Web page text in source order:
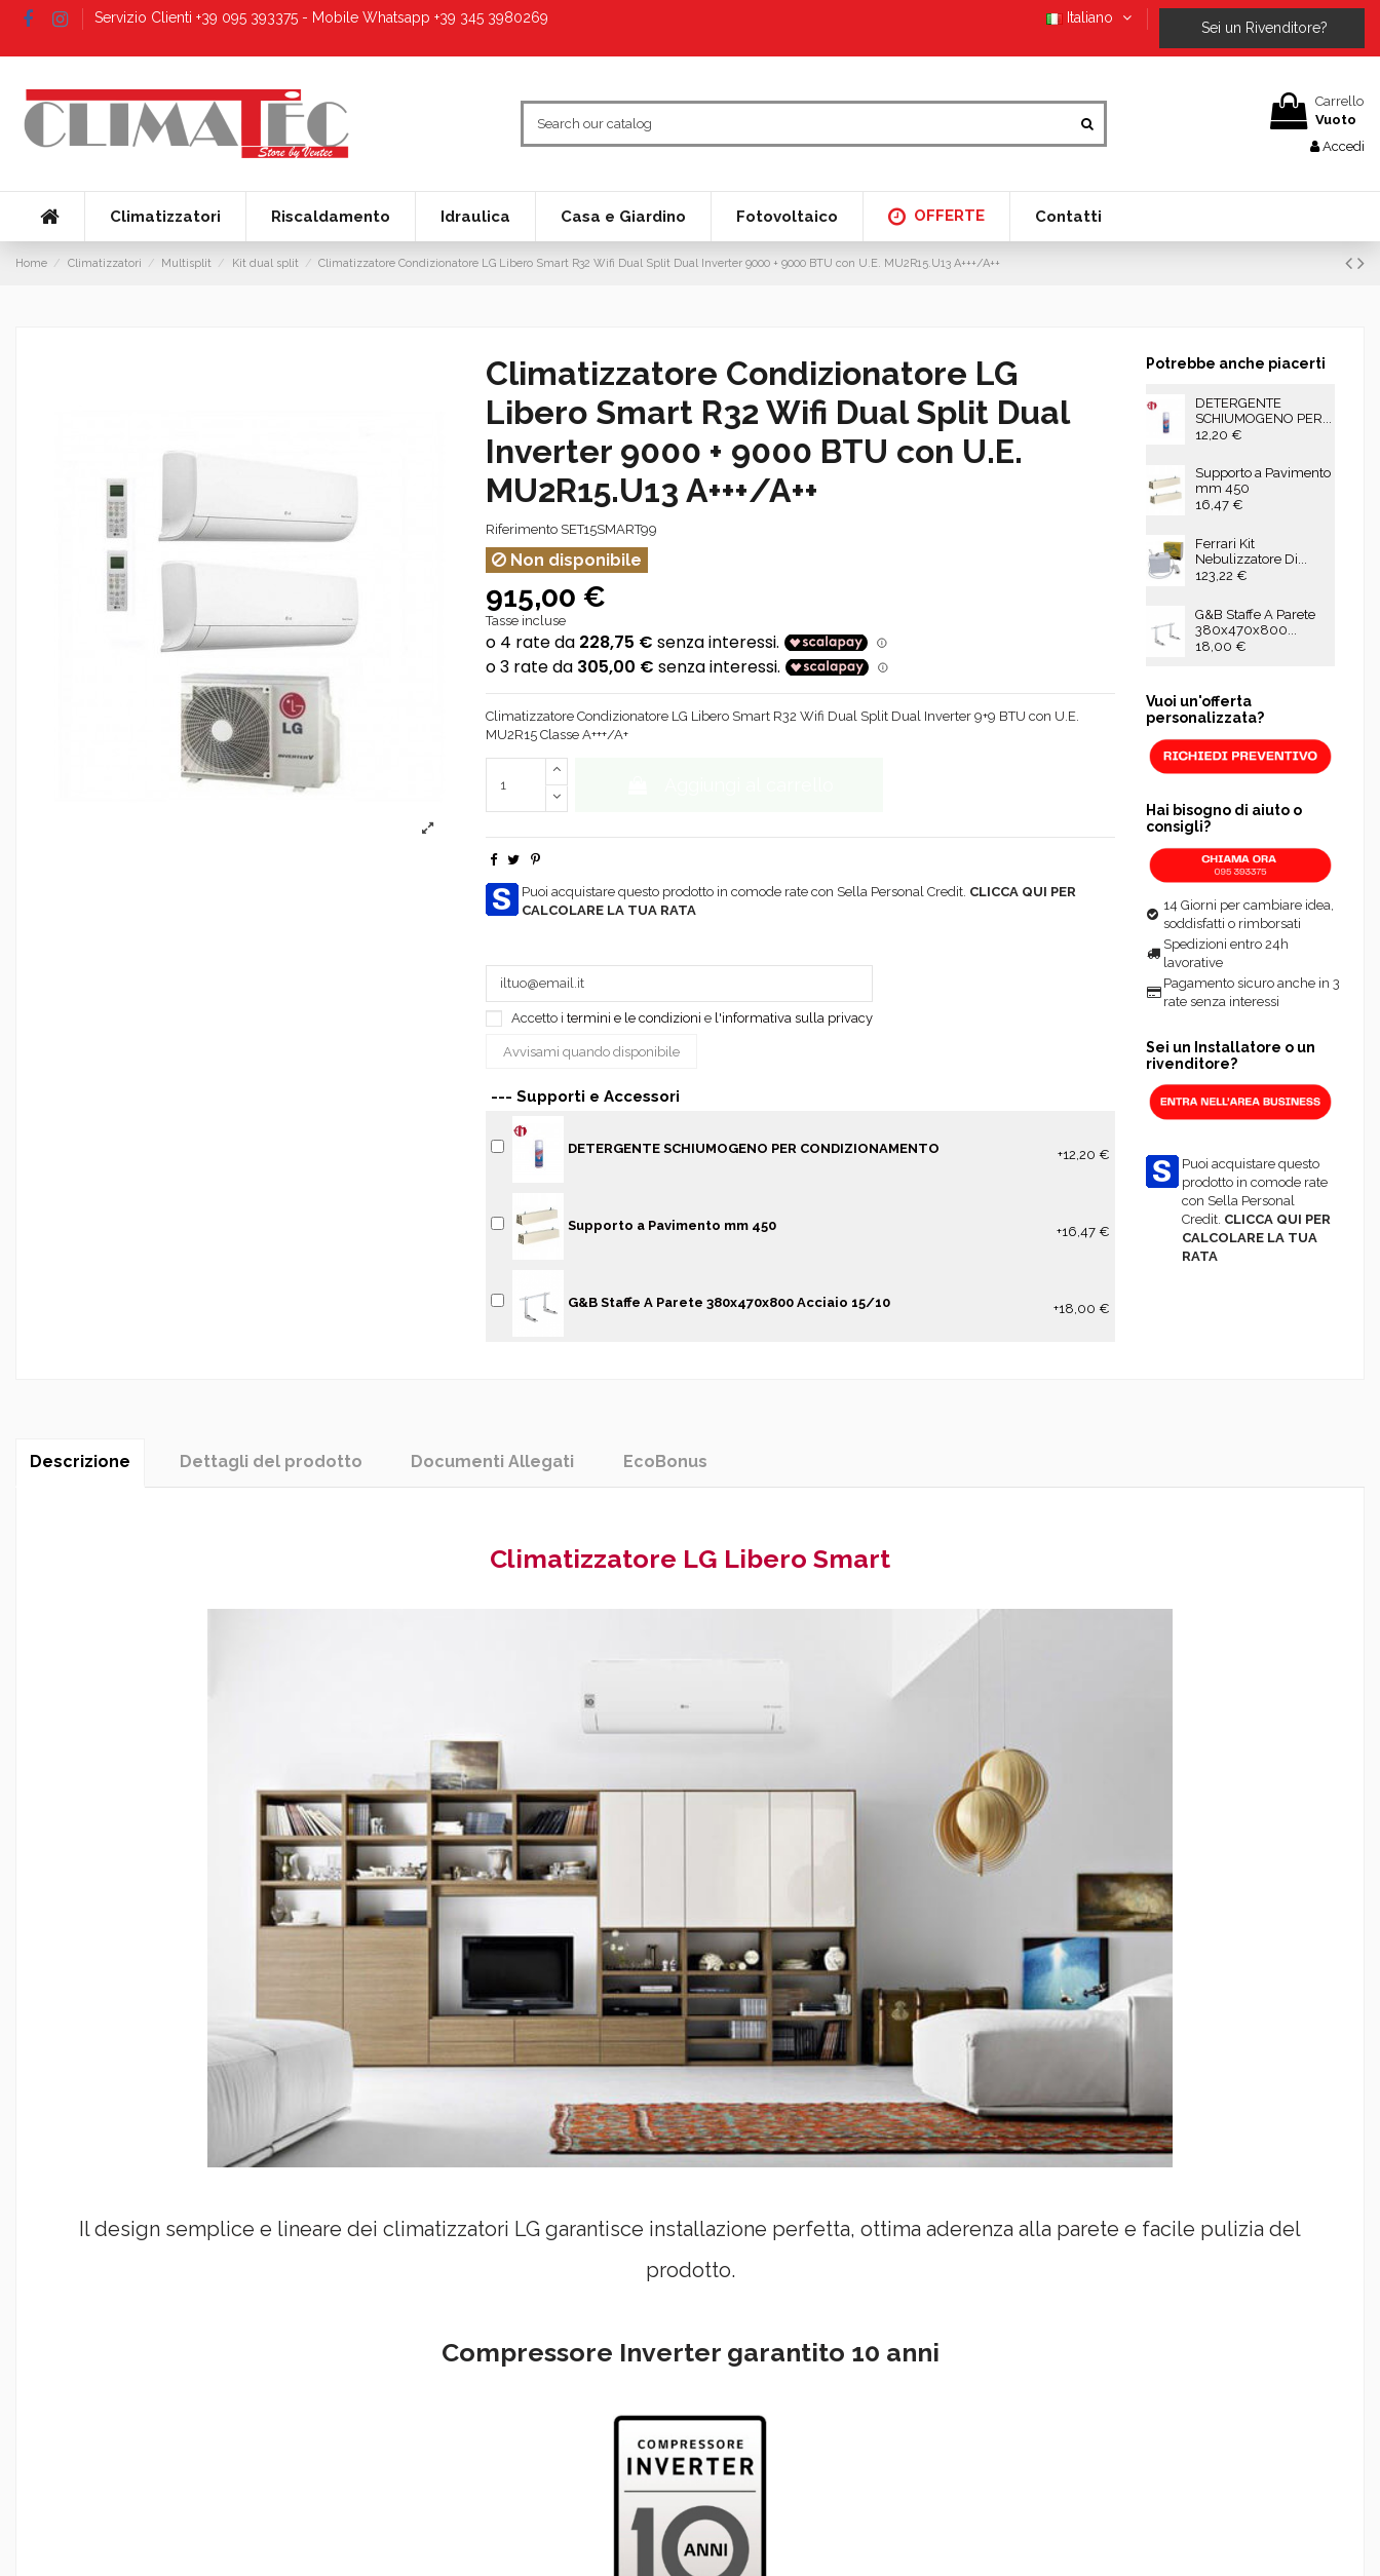
Servizio Clienti +39 095 393375 - Mobile Whatsapp +39 345 3980269 Italiano
Sei un Rivenditore?
Carrello
Vuoto
Accedi
Climatizzatori Riscaldamento Idraulica Casa e Giardino Fotovoltaico OFFERTE Contatti
Home Climatizzatori Multisplit Kit dual split Climatizzatore Condizionatore LG Libero Smart R32 Wifi Dual Split Dual Inverter 9000 + 9000 BTU con U.E. MU2R15.U13 A+++/A++
Climatizzatore Condizionatore LG
Libero Smart R32 Wifi Dual Split Dual
Inverter 9000 + 9000 BTU con U.E.
MU2R15.U13 A+++/A++
Riferimento SET15SMART99
Non disponibile
915,00 €
Tasse incluse
Climatizzatore Condizionatore LG Libero Smart R32 Wifi Dual Split Dual Inverter 9+9 BTU con U.E.
MU2R15 Classe A+++/A+
Puoi acquistare questo prodotto in comode rate con Sella Personal Credit. CLICCA QUI PER
CALCOLARE LA TUA RATA
Accetto itermini e le condizioni e l'informativa sulla privacy
--- Supporti e Accessori
DETERGENTE SCHIUMOGENO PER CONDIZIONAMENTO +12,20 €
Supporto a Pavimento mm 450 +16,47 €
G&B Staffe A Parete 380x470x800 Acciaio 15/10 +18,00 €
Potrebbe anche piacerti
DETERGENTE
SCHIUMOGENO PER...
12,20 €
Supporto a Pavimento
mm 450
16,47 €
Ferrari Kit
Nebulizzatore Di...
123,22 €
G&B Staffe A Parete
380x470x800...
18,00 €
Vuoi un'offerta
personalizzata?
Hai bisogno di aiuto o
consigli?
14 Giorni per cambiare idea,
soddisfatti o rimborsati
Spedizioni entro 24h
lavorative
Pagamento sicuro anche in 3
rate senza interessi
Sei un Installatore o un
rivenditore?
Puoi acquistare questo
prodotto in comode rate
con Sella Personal
Credit. CLICCA QUI PER
CALCOLARE LA TUA
RATA
Descrizione Dettagli del prodotto Documenti Allegati EcoBonus
Climatizzatore LG Libero Smart
Il design semplice e lineare dei climatizzatori LG garantisce installazione perfetta, ottima aderenza alla parete e facile pulizia del
prodotto.
Compressore Inverter garantito 10 anni